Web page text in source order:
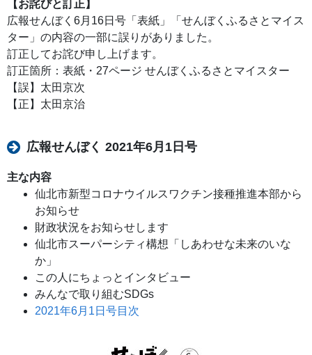
【お詫びと訂正】
広報せんぼく6月16日号「表紙」「せんぼくふるさとマイス
ター」の内容の一部に誤りがありました。
訂正してお詫び申し上げます。
訂正箇所：表紙・27ページ せんぼくふるさとマイスター
【誤】太田京次
【正】太田京治
広報せんぼく 2021年6月1日号
主な内容
仙北市新型コロナウイルスワクチン接種推進本部から
お知らせ
財政状況をお知らせします
仙北市スーパーシティ構想「しあわせな未来のいな
か」
この人にちょっとインタビュー
みんなで取り組むSDGs
2021年6月1日号目次